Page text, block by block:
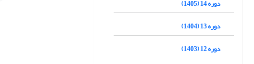
دوره 14 (1405)
دوره 13 (1404)
دوره 12 (1403)